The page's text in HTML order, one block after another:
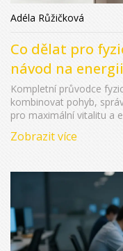
Adéla Růžičková
Co dělat pro
návod na
Kompletní průvodce
kombinovat pohyb,
pro maximální vitalitu a
Zobrazit více